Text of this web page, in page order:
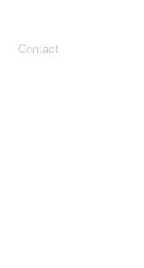
Contact